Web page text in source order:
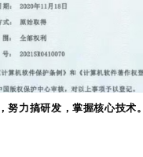
努力搞研发，掌握核心技术。